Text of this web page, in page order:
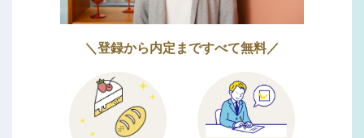
＼登録から内定まですべて無料／